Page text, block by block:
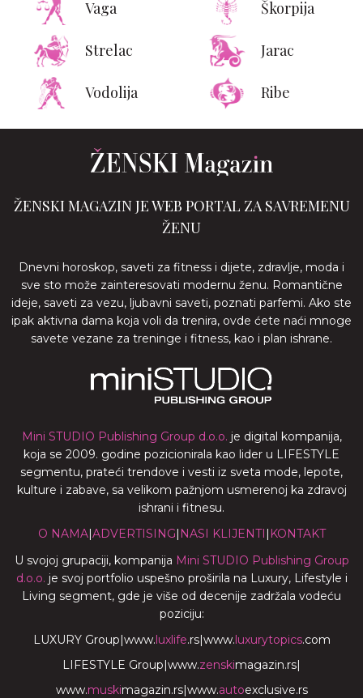
Vaga Škorpija
Strelac Jarac
Vodolija Ribe
ŽENSKI MAGAZIN JE WEB PORTAL ZA SAVREMENU
ŽENU
Dnevni horoskop, saveti za fitness i dijete, zdravlje, moda i
sve sto može zainteresovati modernu ženu. Romantične
ideje, saveti za vezu, ljubavni saveti, poznati parfemi. Ako ste
ipak aktivna dama koja voli da trenira, ovde ćete naći mnoge
savete vezane za treninge i fitness, kao i plan ishrane.
Mini STUDIO Publishing Group d.o.o. je digital kompanija,
koja se 2009. godine pozicionirala kao lider u LIFESTYLE
segmentu, prateći trendove i vesti iz sveta mode, lepote,
kulture i zabave, sa velikom pažnjom usmerenoj ka zdravoj
ishrani i fitnesu.
O NAMA|ADVERTISING| NASI KLIJENTI | KONTAKT
U svojoj grupaciji, kompanija Mini STUDIO Publishing Group
d.o.o. je svoj portfolio uspešno proširila na Luxury, Lifestyle i
Living segment, gde je više od decenije zadržala vodeću
poziciju:
LUXURY Group|www.luxlife.rs|www.luxurytopics.com
LIFESTYLE Group|www.zenskimagazin.rs|
www.muskimagazin.rs|www.autoexclusive.rs